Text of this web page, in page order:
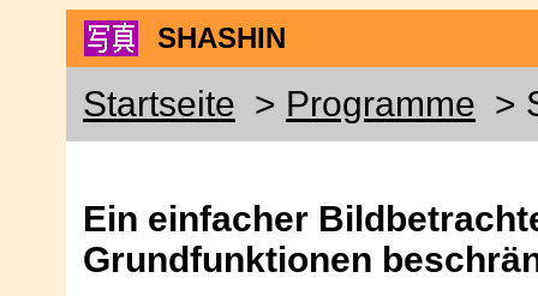
SHASHIN
Startseite > Programme >
Ein einfacher
Grundfunktionen